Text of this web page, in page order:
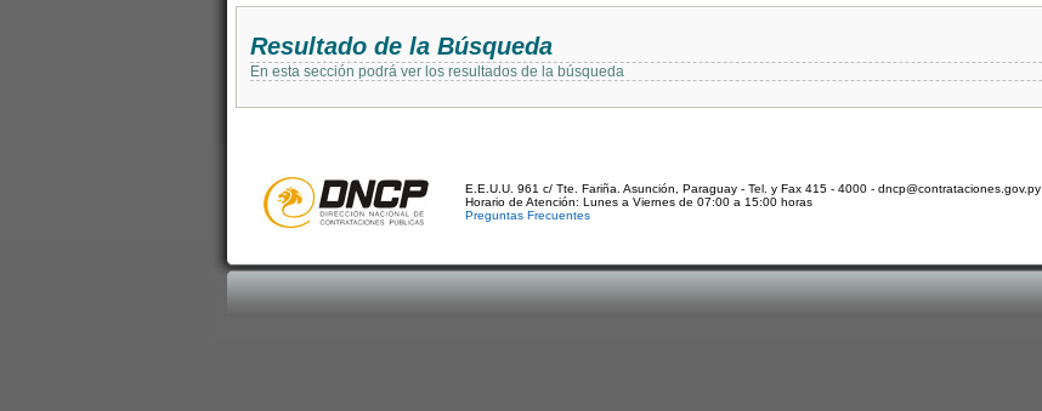
Resultado de la Búsqueda
En esta sección podrá ver los resultados de la búsqueda
E.E.U.U. 961 c/ Tte. Fariña. Asunción, Paraguay - Tel. y Fax 415 - 4000 - dncp@contrataciones.gov.py
Horario de Atención: Lunes a Viernes de 07:00 a 15:00 horas
Preguntas Frecuentes